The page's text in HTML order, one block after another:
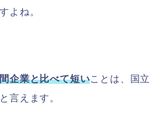
よね。
企業と比べて短いことは、国立
言えます。